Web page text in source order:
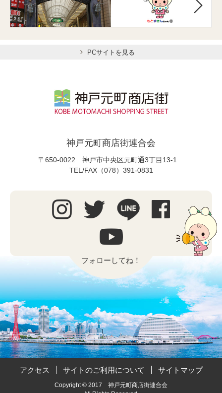
PCサイトを見る
神戸元町商店街連合会
〒650-0022 神戸市中央区元町通3丁目13-1
TEL/FAX（078）391-0831
フォローしてね！
アクセス サイトのご利用について サイトマップ
Copyright © 2017 神戸元町商店街連合会